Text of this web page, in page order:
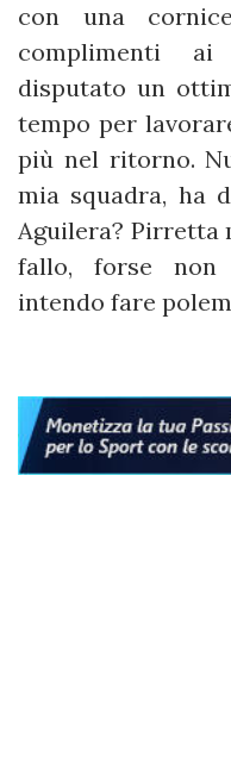
con una
complimenti
disputato un
tempo per
più nel ritorno.
mia squadra, ha
Aguilera? Pirretta
fallo, forse non
intendo fare